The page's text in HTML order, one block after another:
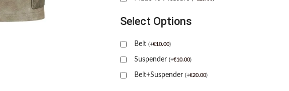
Select Options
Belt (+€10.00)
Suspender (+€10.00)
Belt+Suspender (+€20.00)